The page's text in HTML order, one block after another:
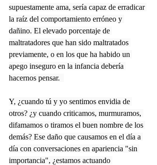
supuestamente ama, sería capaz de erradicar
la raíz del comportamiento erróneo y
dañino. El elevado porcentaje de
maltratadores que han sido maltratados
previamente, o en los que ha habido un
apego inseguro en la infancia debería
hacernos pensar.
Y, ¿cuando tú y yo sentimos envidia de
otros? ¿y cuando criticamos, murmuramos,
difamamos o tiramos el buen nombre de los
demás? Ese daño que causamos en el día a
día con conversaciones en apariencia "sin
importancia", ¿estamos actuando